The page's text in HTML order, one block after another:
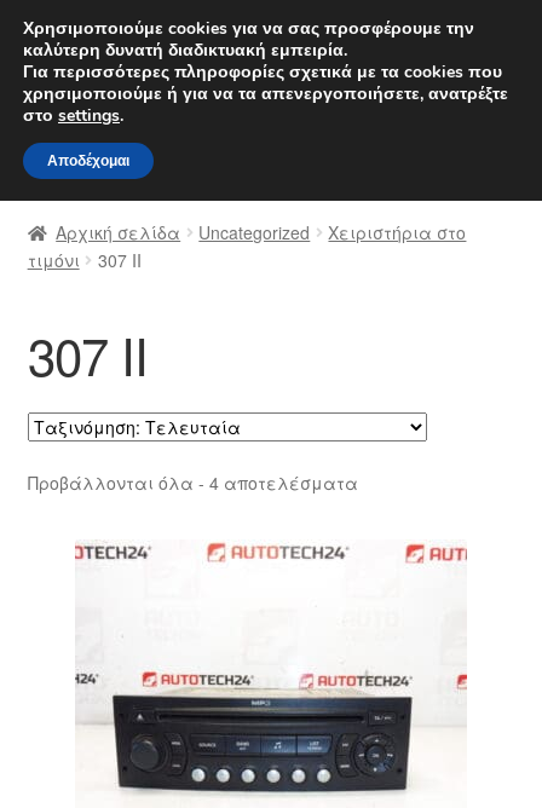
ΑΠΟΣΤΟΛΗ από 7 EUR
Δευτέρα-Παρ. 9 π.μ. - 4 μ.μ.
Απευθείας
μετάβαση
στην
πλοήγηση
Μετάβαση
σε
περιεχόμενο
Αρχική
Διαδικασία Παραπόνων
Καροτσάκι
Μεταφορά
Ολοκλήρωση αγοράς
Οροι και Προϋποθέσεις
Παγκόσμια αποστολή
Παράπονα
Αρχική σελίδα Uncategorized
Χειριστήρια στο
τιμόνι
307 II
307 II
Προβάλλονται όλα - 4 αποτελέσματαSorted
Χρησιμοποιούμε cookies για να σας προσφέρουμε την
καλύτερη δυνατή διαδικτυακή εμπειρία.
Για περισσότερες πληροφορίες σχετικά με τα cookies που
χρησιμοποιούμε ή για να τα απενεργοποιήσετε, ανατρέξτε
στο settings.
Αποδέχομαι